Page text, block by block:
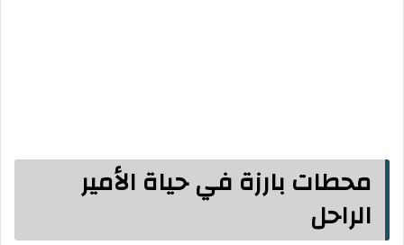
محطات بارزة في حياة الأمير
الراحل